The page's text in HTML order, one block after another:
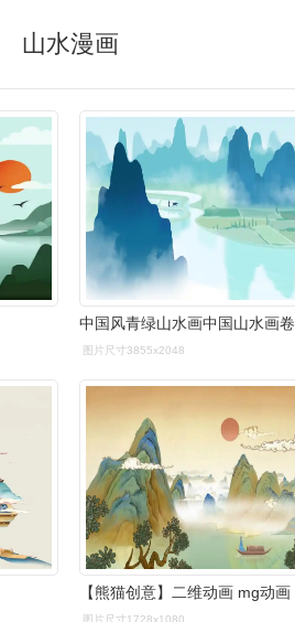
山水漫画
图片尺寸3855x2048
图片尺寸1728x1080